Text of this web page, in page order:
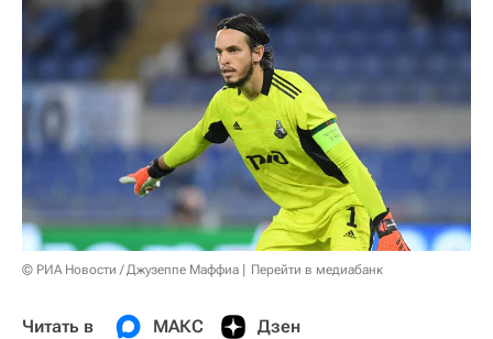
© РИА Новости / Джузеппе Маффиа Перейти в медиабанк
Читать в МАКС Дзен